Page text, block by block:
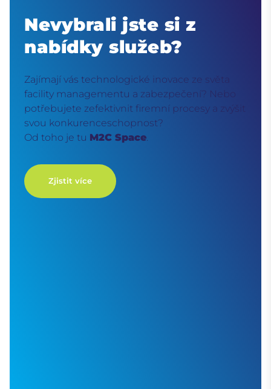
Nevybrali jste si z
nabídky služeb?
Zajímají vás technologické inovace ze světa
facility managementu a zabezpečení? Nebo
potřebujete zefektivnit firemní procesy a zvýšit
svou konkurenceschopnost?
Od toho je tu M2C Space.
Zjistit více